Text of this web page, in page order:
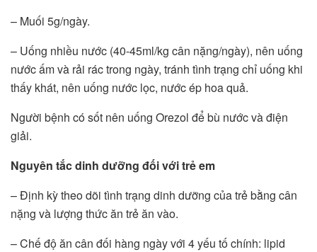
– Muối 5g/ngày.
– Uống nhiều nước (40-45ml/kg cân nặng/ngày), nên uống
nước ấm và rải rác trong ngày, tránh tình trạng chỉ uống khi
thấy khát, nên uống nước lọc, nước ép hoa quả.
Người bệnh có sốt nên uống Orezol để bù nước và điện
giải.
Nguyên tắc dinh dưỡng đối với trẻ em
– Định kỳ theo dõi tình trạng dinh dưỡng của trẻ bằng cân
nặng và lượng thức ăn trẻ ăn vào.
– Chế độ ăn cân đối hàng ngày với 4 yếu tố chính: lipid